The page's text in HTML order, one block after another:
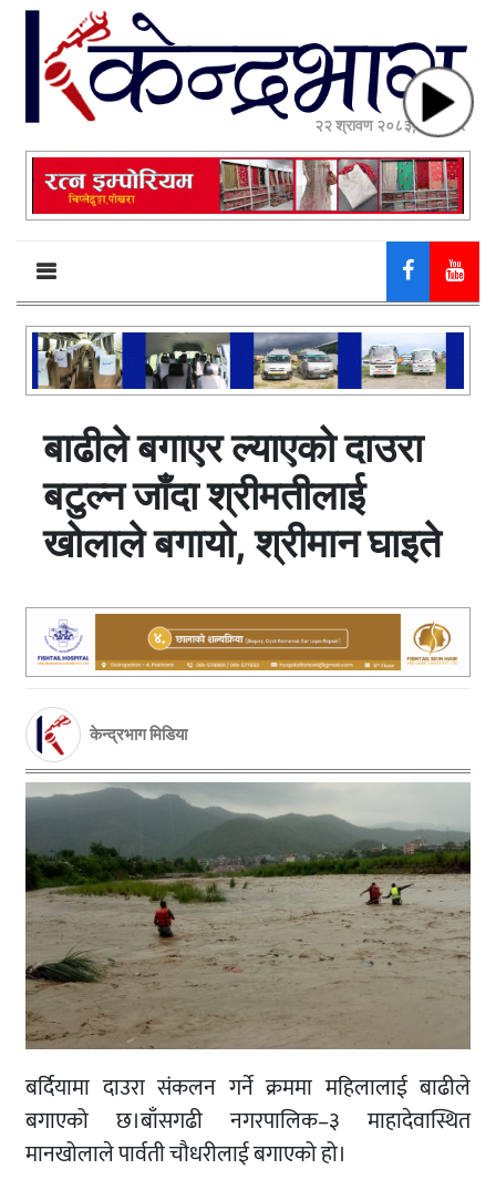
२२ श्रावण २०८३, शुक्रबार
बाढीले बगाएर ल्याएको दाउरा
बटुल्न जाँदा श्रीमतीलाई
खोलाले बगायो, श्रीमान घाइते
केन्द्रभाग मिडिया
बर्दियामा दाउरा संकलन गर्ने क्रममा महिलालाई बाढीले
बगाएको छ।बाँसगढी नगरपालिक–३ माहादेवास्थित
मानखोलाले पार्वती चौधरीलाई बगाएको हो।